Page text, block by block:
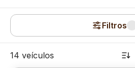
Filtros
14 veículos